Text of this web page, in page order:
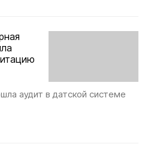
аудит в датской системе